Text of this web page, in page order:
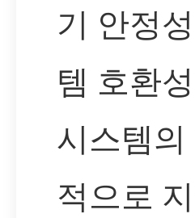
기 안정
템 호환
시스템
적으로